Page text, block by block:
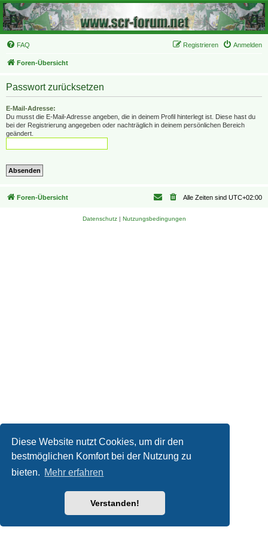
Diese Website nutzt Cookies, um dir den
bestmöglichen Komfort bei der Nutzung zu
bieten. Mehr erfahren
Verstanden!
FAQ Anmelden
Registrieren
Foren-Übersicht
Passwort zurücksetzen
E-Mail-Adresse:
Du musst die E-Mail-Adresse angeben, die in deinem Profil hinterlegt ist. Diese hast du
bei der Registrierung angegeben oder nachträglich in deinem persönlichen Bereich
geändert.
Foren-Übersicht Alle Zeiten sind UTC+02:00
Datenschutz| Nutzungsbedingungen